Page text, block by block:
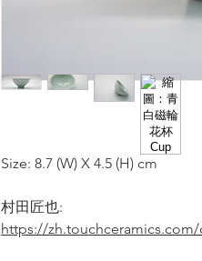
Size: 8.7 (W) X 4.5 (H) cm
村田匠也:
https://